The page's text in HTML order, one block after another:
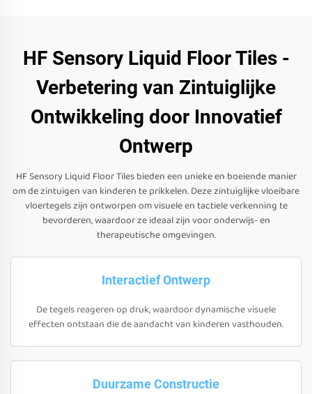
HF Sensory Liquid Floor Tiles -
Verbetering van Zintuiglijke
Ontwikkeling door Innovatief
Ontwerp
HF Sensory Liquid Floor Tiles bieden een unieke en boeiende manier
om de zintuigen van kinderen te prikkelen. Deze zintuiglijke vloeibare
vloertegels zijn ontworpen om visuele en tactiele verkenning te
bevorderen, waardoor ze ideaal zijn voor onderwijs- en
therapeutische omgevingen.
Interactief Ontwerp
De tegels reageren op druk, waardoor dynamische visuele
effecten ontstaan die de aandacht van kinderen vasthouden.
Duurzame Constructie